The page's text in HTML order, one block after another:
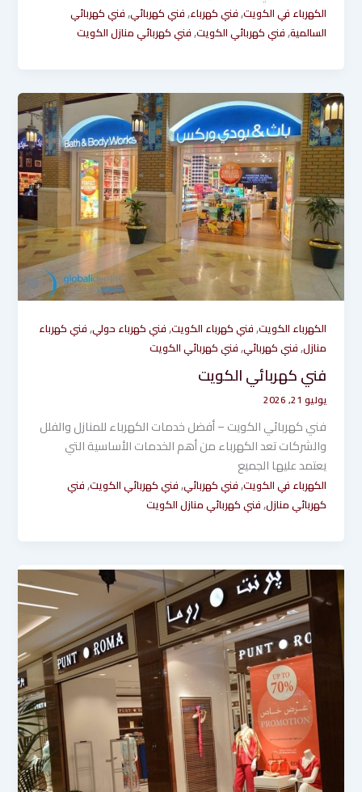
الكهرباء في الكويت,فني كهرباء,فني كهربائي,فني كهربائي
السالمية,فني كهربائي الكويت,فني كهربائي منازل الكويت
الكهرباء الكويت,فني كهرباء الكويت,فني كهرباء حولي,فني كهرباء
منازل,فني كهربائي,فني كهربائي الكويت
فني كهربائي الكويت
يوليو 21, 2026
فني كهربائي الكويت – أفضل خدمات الكهرباء للمنازل والفلل
والشركات تعد الكهرباء من أهم الخدمات الأساسية التي
يعتمد عليها الجميع
الكهرباء في الكويت,فني كهربائي,فني كهربائي الكويت,فني
كهربائي منازل,فني كهربائي منازل الكويت